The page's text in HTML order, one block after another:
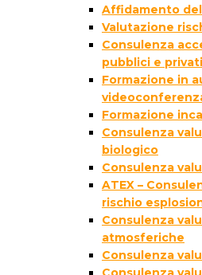
Affidamento
Valutazione
Consulenza
pubblici e privati
Formazione in
Formazione
Consulenza
biologico
Consulenza
ATEX –
rischio
Consulenza
atmosferiche
Consulenza